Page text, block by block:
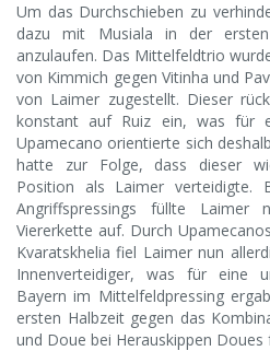
Um das Durchschieben zu
dazu mit Musiala in der ersten
anzulaufen. Das Mittelfeldtrio
von Kimmich gegen Vitinha und
von Laimer zugestellt. Dieser
konstant auf Ruiz ein, was für
Upamecano orientierte sich
hatte zur Folge, dass dieser
Position als Laimer verteidigte.
Angriffspressings füllte Laimer
Viererkette auf. Durch
Kvaratskhelia fiel Laimer nun
Innenverteidiger, was für eine
Bayern im Mittelfeldpressing
ersten Halbzeit gegen das
und Doue bei Herauskippen Doues